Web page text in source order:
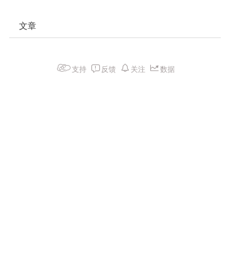
文章
支持 反馈 关注 数据